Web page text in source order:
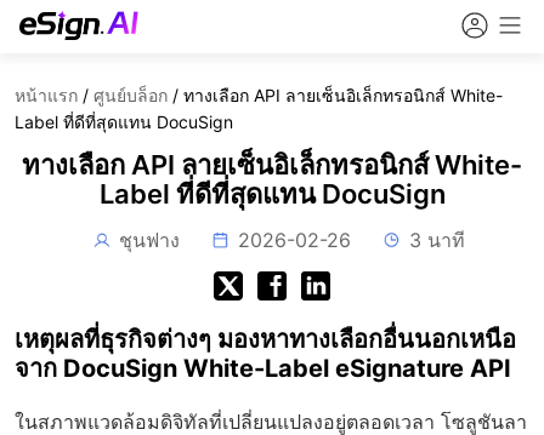
หน้าแรก / ศูนย์บล็อก / ทางเลือก API ลายเซ็นอิเล็กทรอนิกส์ White-
Label ที่ดีที่สุดแทน DocuSign
ทางเลือก API ลายเซ็นอิเล็กทรอนิกส์ White-
Label ที่ดีที่สุดแทน DocuSign
ชุนฟาง 2026-02-26 3 นาที
เหตุผลที่ธุรกิจต่างๆ มองหาทางเลือกอื่นนอกเหนือ
จาก DocuSign White-Label eSignature API
ในสภาพแวดล้อมดิจิทัลที่เปลี่ยนแปลงอยู่ตลอดเวลา โซลูชันลา